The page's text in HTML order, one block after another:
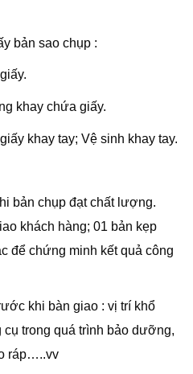
bản sao chụp :
khay chứa giấy.
khay tay; Vệ sinh khay tay.
bản chụp đạt chất lượng.
khách hàng; 01 bản kẹp
để chứng minh kết quả công
khi bàn giao : vị trí khổ
cụ trong quá trình bảo dưỡng,
ráp…..vv